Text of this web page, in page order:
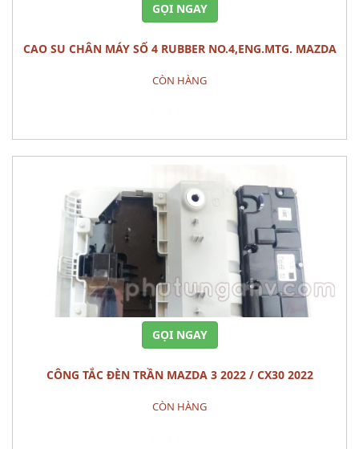
GỌI NGAY
CAO SU CHÂN MÁY SỐ 4 RUBBER NO.4,ENG.MTG. MAZDA
CÒN HÀNG
GỌI NGAY
CÔNG TẮC ĐÈN TRẦN MAZDA 3 2022 / CX30 2022
CÒN HÀNG